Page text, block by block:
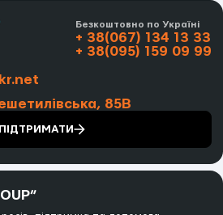
Безкоштовно по Україні
+ 38(067) 134 13 33
+ 38(095) 159 09 99
85В
ПІДТРИМАТИ